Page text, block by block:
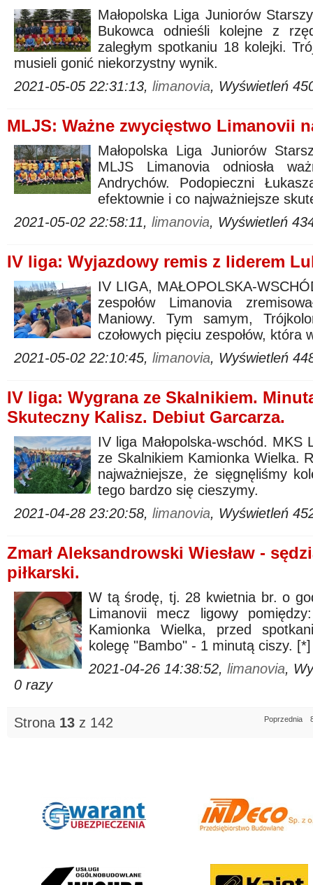
Małopolska Liga Juniorów
Bukowca odnieśli kolejne z
zaległym spotkaniu 18 kolejki.
musieli gonić niekorzystny wynik.
2021-05-05 22:31:13, limanovia, Wyświetleń
MLJS: Ważne zwycięstwo Limanovii
Małopolska Liga Juniorów
MLJS Limanovia odniosła
Andrychów. Podopieczni
efektownie i co najważniejsze
2021-05-02 22:58:11, limanovia, Wyświetleń
IV liga: Wyjazdowy remis z liderem
IV LIGA, MAŁOPOLSKA-
zespołów Limanovia
Maniowy. Tym samym,
czołowych pięciu zespołów,
2021-05-02 22:10:45, limanovia, Wyświetleń
IV liga: Wygrana ze Skalnikiem.
Skuteczny Kalisz. Debiut Garcarza.
IV liga Małopolska-wschód. MKS
ze Skalnikiem Kamionka Wielka.
najważniejsze, że sięgnęliśmy
tego bardzo się cieszymy.
2021-04-28 23:20:58, limanovia, Wyświetleń
Zmarł Aleksandrowski Wiesław -
piłkarski.
W tą środę, tj. 28 kwietnia br. o
Limanovii mecz ligowy
Kamionka Wielka, przed
kolegę "Bambo" - 1 minutą ciszy. [*]
2021-04-26 14:38:52, limanovia,
0 razy
Strona 13 z 142 Poprzednia